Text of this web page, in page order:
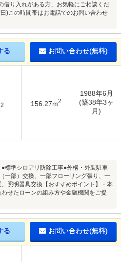
り入れがある方、お気軽にご相談くだ
)この時間帯はお電話でのお問い合わせ
る お問い合わせ(無料)
2 156.27m2
1988年6月
(築38年3ヶ
月)
標準シロアリ防除工事●外構・外装駐車
一部）交換、一部フローリング張り、一
照明器具交換【おすすめポイント】・本
せたローンの組み方や金融機関をご提
る お問い合わせ(無料)